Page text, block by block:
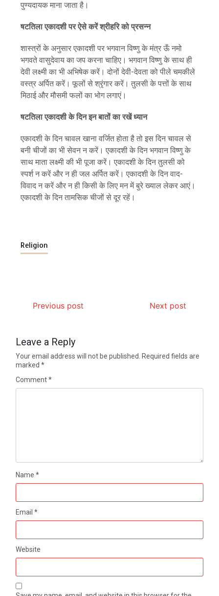
पुण्यदायक माना जाता है।
षटतिला एकादशी पर ऐसे करें श्रीहरि को प्रसन्न
शास्त्रों के अनुसार एकादशी पर भगवान विष्णु के मंत्र ऊँ नमो
भगवते वासुदेवाय का जप करना चाहिए। भगवान विष्णु के साथ ही
देवी लक्ष्मी का भी अभिषेक करें। दोनों देवी-देवता को पीले चमकीले
वस्त्र अर्पित करें। फूलों से श्रृंगार करें। तुलसी के पत्तों के साथ
मिठाई और मौसमी फलों का भोग लगाएं।
षटतिला एकादशी के दिन इन बातों का रखें ध्यान
एकादशी के दिन चावल खाना वर्जित होता है तो इस दिन चावल से
बनी चीजों का भी सेवन न करें। एकादशी के दिन भगवान विष्णु के
साथ माता लक्ष्मी की भी पूजा करें। एकादशी के दिन तुलसी को
स्पर्श न करें और न ही जल अर्पित करें। एकादशी के दिन वाद-
विवाद न करें और न ही किसी के लिए मन में बुरे ख्याल लेकर आएं।
एकादशी के दिन तामसिक चीजों से दूर रहें।
Religion
Previous post Next post
Leave a Reply
Your email address will not be published. Required fields are
marked*
Comment*
Name*
Email*
Website